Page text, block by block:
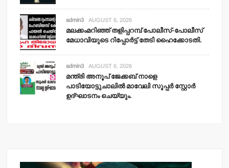
admin3 AUGUST 6, 2026
മലക്കംമറിഞ്ഞ് തളിപ്പറമ്പ് പോലീസ്-പോലീസ്
മേധാവിയുടെ റിപ്പോര്‍ട്ട് തേടി ഹൈക്കോടതി.
admin3 AUGUST 6, 2026
മന്ത്രി അനൂപ് ജേക്കബ് നാളെ
പാടിയോട്ടുചാലില്‍ മാവേലി സൂപ്പര്‍ സ്റ്റോര്‍
ഉദ്ഘാടനം ചെയ്യും.